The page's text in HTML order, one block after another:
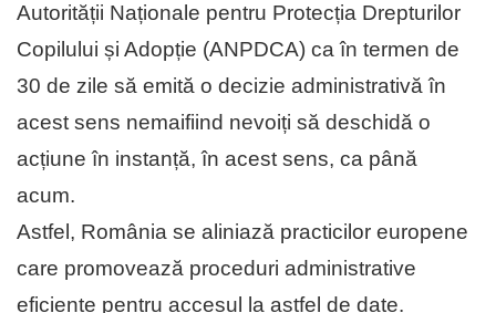
Autorității Naționale pentru Protecția Drepturilor
Copilului și Adopție (ANPDCA) ca în termen de
30 de zile să emită o decizie administrativă în
acest sens nemaifiind nevoiți să deschidă o
acțiune în instanță, în acest sens, ca până
acum.
Astfel, România se aliniază practicilor europene
care promovează proceduri administrative
eficiente pentru accesul la astfel de date.